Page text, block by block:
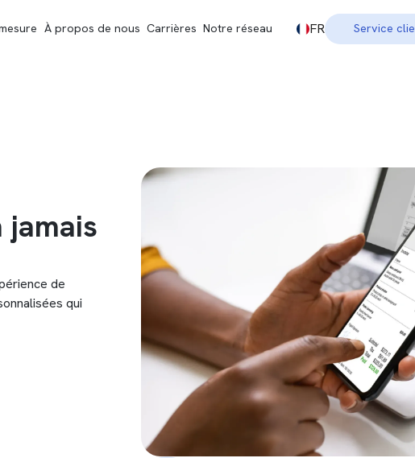
À propos de nous Carrières Notre réseau FR Service
jamais
de
qui